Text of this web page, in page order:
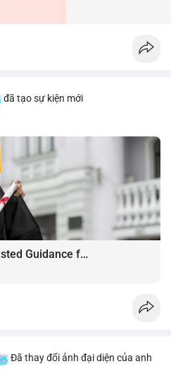
đã tạo sự kiện mới
My Assignment Help: Trusted Guidance for Academic Excellence
Đã thay đổi ảnh đại diện của anh